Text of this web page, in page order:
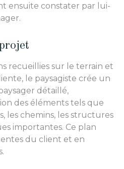
ensuite constater par lui-
recueillies sur le terrain et
le paysagiste crée un
détaillé,
des éléments tels que
les chemins, les structures
importantes. Ce plan
du client et en